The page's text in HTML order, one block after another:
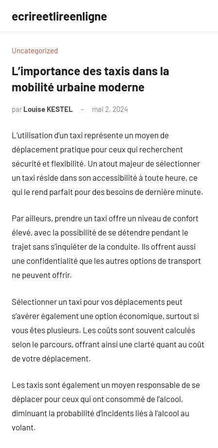
contenu
ecrireetlireenligne
Uncategorized
L’importance des taxis dans la
mobilité urbaine moderne
par Louise KESTEL mai 2, 2024
L’utilisation d’un taxi représente un moyen de
déplacement pratique pour ceux qui recherchent
sécurité et flexibilité. Un atout majeur de sélectionner
un taxi réside dans son accessibilité à toute heure, ce
qui le rend parfait pour des besoins de dernière minute.
Par ailleurs, prendre un taxi offre un niveau de confort
élevé, avec la possibilité de se détendre pendant le
trajet sans s’inquiéter de la conduite. Ils offrent aussi
une confidentialité que les autres options de transport
ne peuvent offrir.
Sélectionner un taxi pour vos déplacements peut
s’avérer également une option économique, surtout si
vous êtes plusieurs. Les coûts sont souvent calculés
selon le parcours, offrant ainsi une clarté quant au coût
de votre déplacement.
Les taxis sont également un moyen responsable de se
déplacer pour ceux qui ont consommé de l’alcool,
diminuant la probabilité d’incidents liés à l’alcool au
volant.